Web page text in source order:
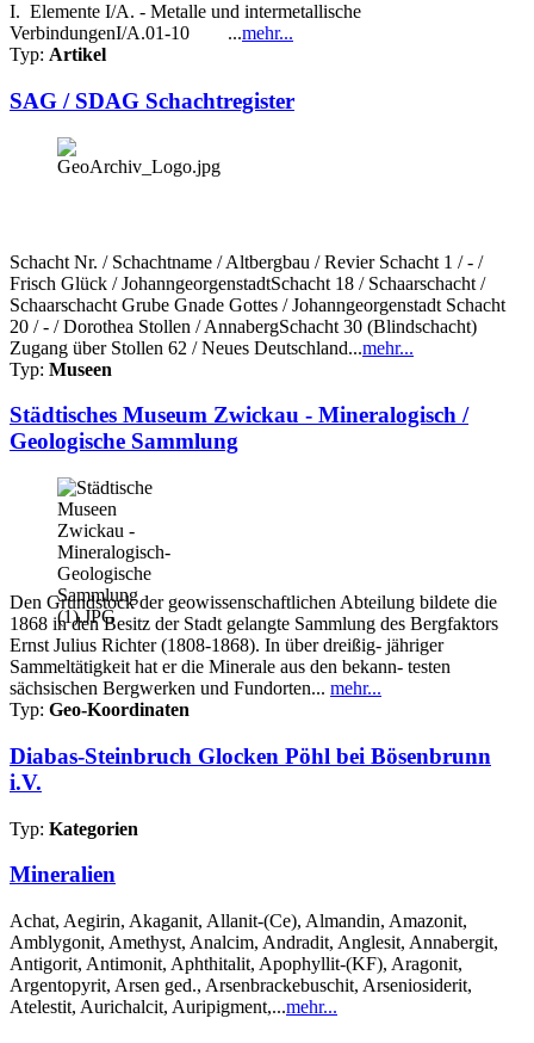
I. Elemente I/A. - Metalle und intermetallische
VerbindungenI/A.01-10 ...mehr...
Typ: Artikel
SAG / SDAG Schachtregister
Schacht Nr. / Schachtname / Altbergbau / Revier Schacht 1 / - /
Frisch Glück / JohanngeorgenstadtSchacht 18 / Schaarschacht /
Schaarschacht Grube Gnade Gottes / Johanngeorgenstadt Schacht
20 / - / Dorothea Stollen / AnnabergSchacht 30 (Blindschacht)
Zugang über Stollen 62 / Neues Deutschland...mehr...
Typ: Museen
Städtisches Museum Zwickau - Mineralogisch /
Geologische Sammlung
Den Grundstock der geowissenschaftlichen Abteilung bildete die
1868 in den Besitz der Stadt gelangte Sammlung des Bergfaktors
Ernst Julius Richter (1808-1868). In über dreißig- jähriger
Sammeltätigkeit hat er die Minerale aus den bekann- testen
sächsischen Bergwerken und Fundorten... mehr...
Typ: Geo-Koordinaten
Diabas-Steinbruch Glocken Pöhl bei Bösenbrunn
i.V.
Typ: Kategorien
Mineralien
Achat, Aegirin, Akaganit, Allanit-(Ce), Almandin, Amazonit,
Amblygonit, Amethyst, Analcim, Andradit, Anglesit, Annabergit,
Antigorit, Antimonit, Aphthitalit, Apophyllit-(KF), Aragonit,
Argentopyrit, Arsen ged., Arsenbrackebuschit, Arseniosiderit,
Atelestit, Aurichalcit, Auripigment,...mehr...